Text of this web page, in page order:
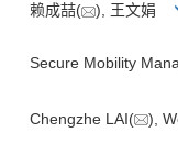
赖成喆( ), 王文娟
Secure Mobility
Chengzhe LAI( ),